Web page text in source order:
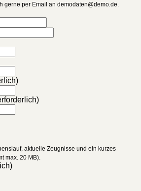
gerne per Email an demodaten@demo.de.
aktuelle Zeugnisse und ein kurzes
max. 20 MB).